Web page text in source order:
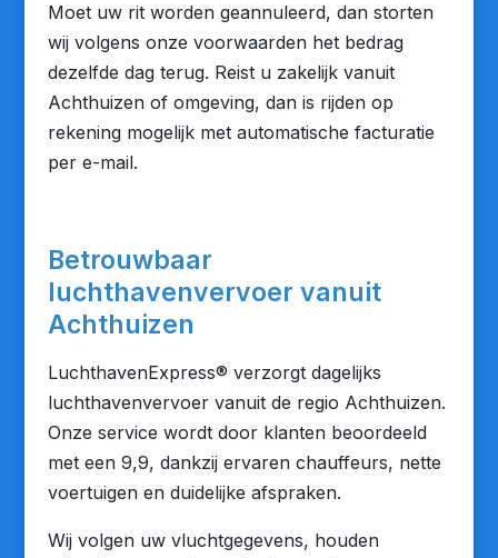
Moet uw rit worden geannuleerd, dan storten
wij volgens onze voorwaarden het bedrag
dezelfde dag terug. Reist u zakelijk vanuit
Achthuizen of omgeving, dan is rijden op
rekening mogelijk met automatische facturatie
per e-mail.
Betrouwbaar
luchthavenvervoer vanuit
Achthuizen
LuchthavenExpress® verzorgt dagelijks
luchthavenvervoer vanuit de regio Achthuizen.
Onze service wordt door klanten beoordeeld
met een 9,9, dankzij ervaren chauffeurs, nette
voertuigen en duidelijke afspraken.
Wij volgen uw vluchtgegevens, houden